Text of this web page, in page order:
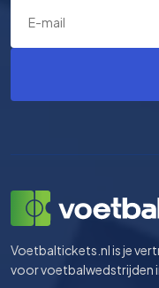
Voetbaltickets.nl is je
voor voetbalwedstrijden